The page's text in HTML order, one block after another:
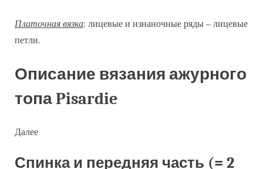
Платочная вязка: лицевые и изнаночные ряды – лицевые
петли.
Описание вязания ажурного
топа Pisardie
Далее
Спинка и передняя часть (= 2